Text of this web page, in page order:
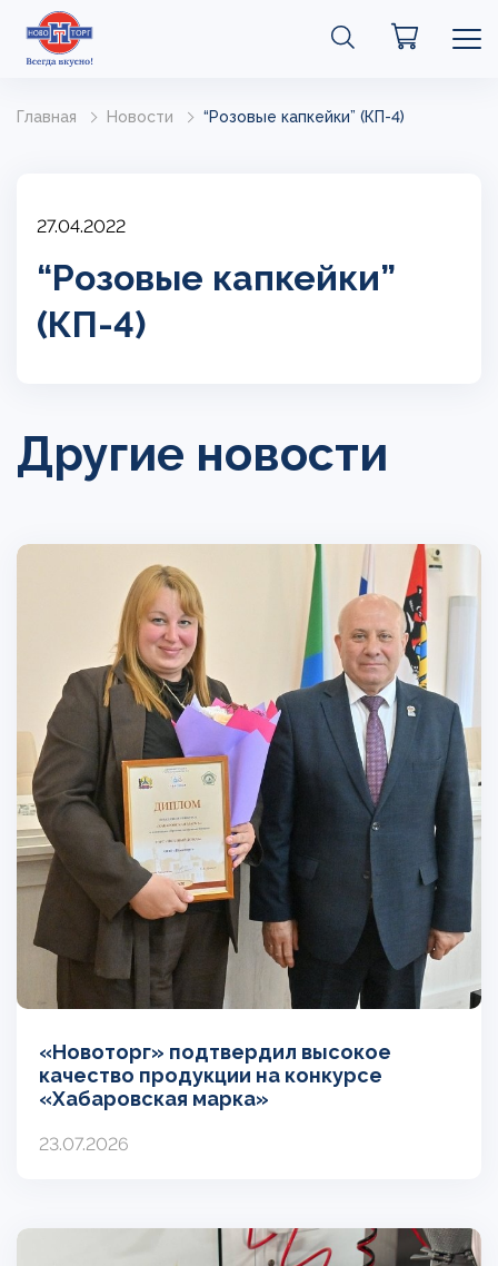
Главная Новости “Розовые капкейки” (КП-4)
27.04.2022
“Розовые капкейки”
(КП-4)
Другие новости
«Новоторг» подтвердил высокое
качество продукции на конкурсе
«Хабаровская марка»
23.07.2026